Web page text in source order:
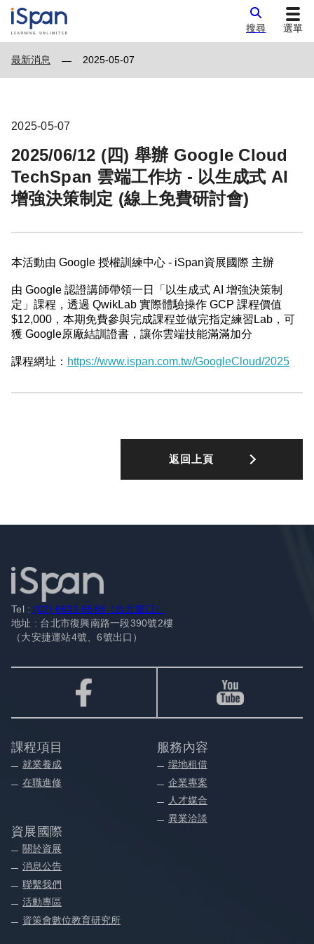
搜尋 選單
最新消息 — 2025-05-07
2025-05-07
2025/06/12 (四) 舉辦 Google Cloud
TechSpan 雲端工作坊 - 以生成式 AI
增強決策制定 (線上免費研討會)
本活動由 Google 授權訓練中心 - iSpan資展國際 主辦
由 Google 認證講師帶領一日「以生成式 AI 增強決策制
定」課程，透過 QwikLab 實際體驗操作 GCP 課程價值
$12,000，本期免費參與完成課程並做完指定練習Lab，可
獲 Google原廠結訓證書，讓你雲端技能滿滿加分
課程網址： https://www.ispan.com.tw/GoogleCloud/2025
返回上頁
Tel : (02) 6631-6588（台北窗口）
地址 : 台北市復興南路一段390號2樓
（大安捷運站4號、6號出口）
課程項目
就業養成
在職進修
服務內容
場地租借
企業專案
人才媒合
異業洽談
資展國際
關於資展
消息公告
聯繫我們
活動專區
資策會數位教育研究所